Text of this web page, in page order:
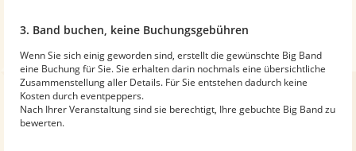
3. Band buchen, keine Buchungsgebühren
Wenn Sie sich einig geworden sind, erstellt die gewünschte Big Band
eine Buchung für Sie. Sie erhalten darin nochmals eine übersichtliche
Zusammenstellung aller Details. Für Sie entstehen dadurch keine
Kosten durch eventpeppers.
Nach Ihrer Veranstaltung sind sie berechtigt, Ihre gebuchte Big Band zu
bewerten.